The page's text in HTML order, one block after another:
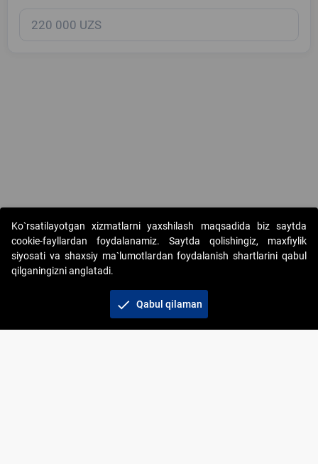
Copyright © 2017-2026. "Elektron onlayn-auksionlarni tashkil etish"
AJ. Barcha huquqlar himoyalangan
+998 71 202-21-11
Ko`rsatilayotgan xizmatlarni yaxshilash maqsadida biz saytda
cookie-fayllardan foydalanamiz. Saytda qolishingiz, maxfiylik
siyosati va shaxsiy ma`lumotlardan foydalanish shartlarini qabul
qilganingizni anglatadi.
check Qabul qilaman